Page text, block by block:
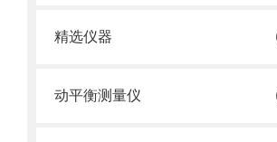
精选仪器
动平衡测量仪